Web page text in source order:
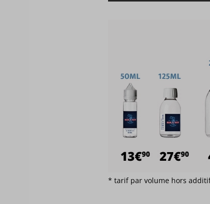
* tarif par volume hors